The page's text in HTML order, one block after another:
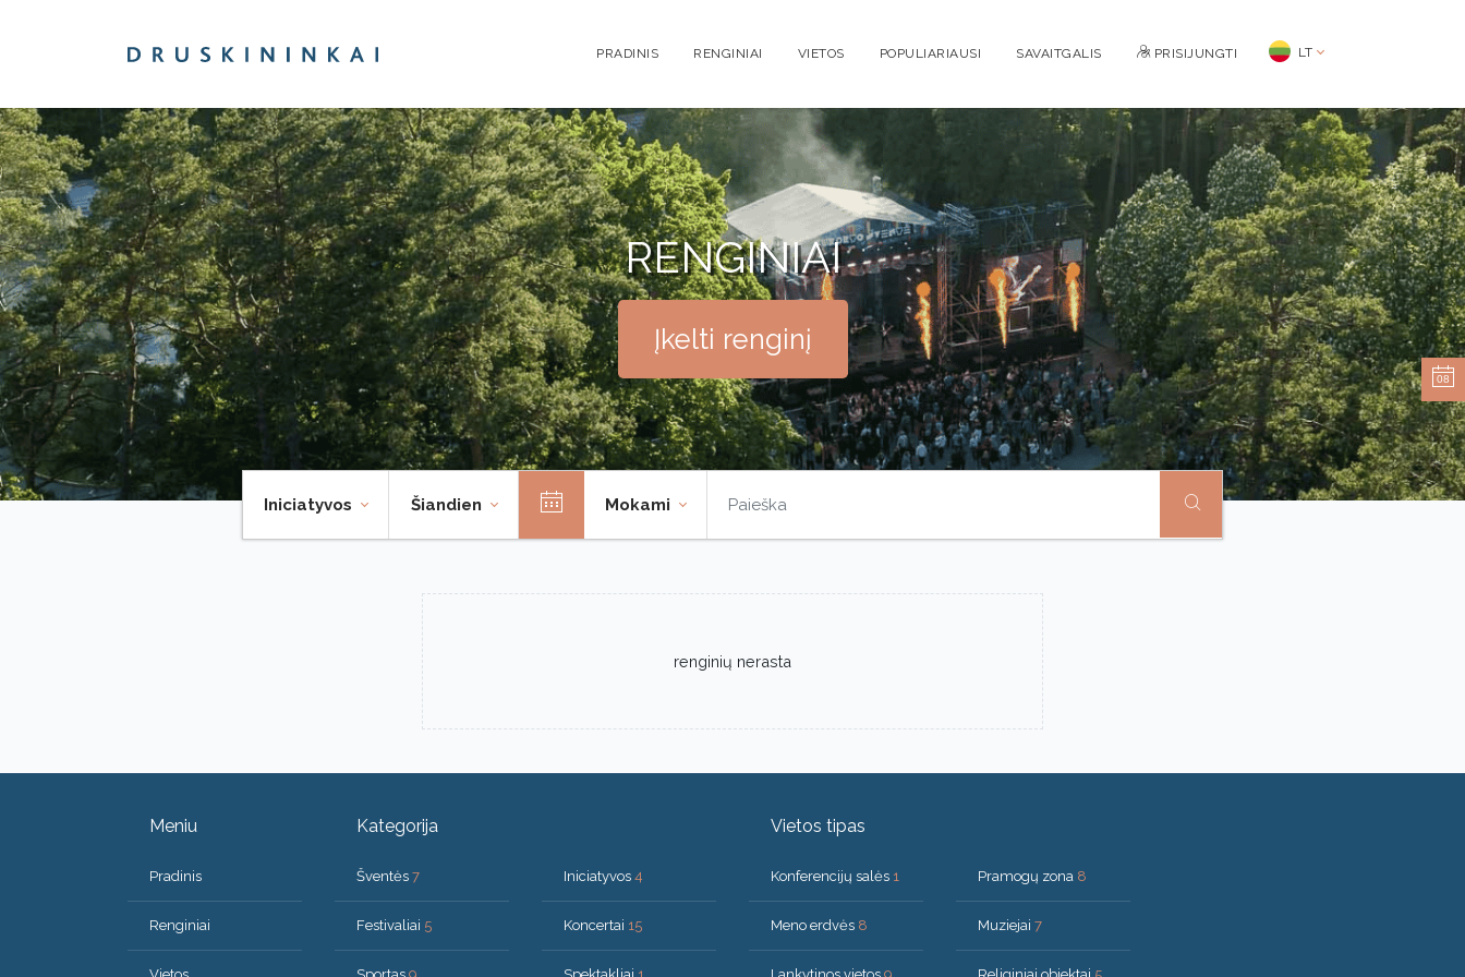
PRADINIS RENGINIAI VIETOS POPULIARIAUSI SAVAITGALIS PRISIJUNGTI LT
RENGINIAI
Įkelti renginį
Iniciatyvos Šiandien Mokami
renginių nerasta
Meniu
Pradinis
Renginiai
Kategorija
Šventės 7
Festivaliai 5
Iniciatyvos 4
Koncertai 15
Vietos tipas
Konferencijų salės 1
Meno erdvės 8
Pramogų zona 8
Muziejai 7
08